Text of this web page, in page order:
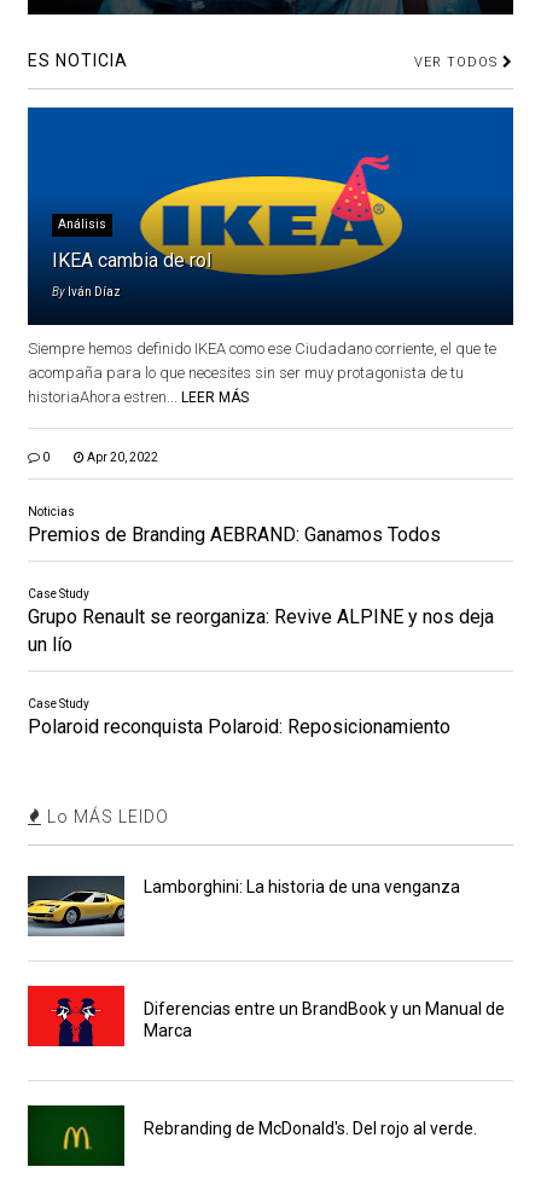
ES NOTICIA VER TODOS
Análisis
IKEA cambia de rol
By Iván Díaz
Siempre hemos definido IKEA como ese Ciudadano corriente, el que te
acompaña para lo que necesites sin ser muy protagonista de tu
historiaAhora estren...
LEER MÁS
0 Apr 20, 2022
Noticias
Premios de Branding AEBRAND: Ganamos Todos
Case Study
Grupo Renault se reorganiza: Revive ALPINE y nos deja
un lío
Case Study
Polaroid reconquista Polaroid: Reposicionamiento
Lo MÁS LEIDO
Lamborghini: La historia de una venganza
Diferencias entre un BrandBook y un Manual de
Marca
Rebranding de McDonald's. Del rojo al verde.